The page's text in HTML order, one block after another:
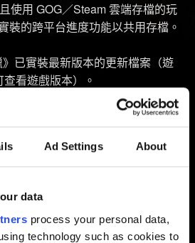
Ad Settings About
data
process your personal data,
technology such as cookies to
使用 GOG／Steam 雲端存檔的玩
裝的跨平台進度功能以共用存檔。
已實裝最新版本的更新檔案（遊
看遊戲版本）。
遊戲與 CD PROJEKT RED 帳戶的
中，跨平台功能將自動啟用（若
遊戲設定
單，輸入畫面右邊「跨平台進度」